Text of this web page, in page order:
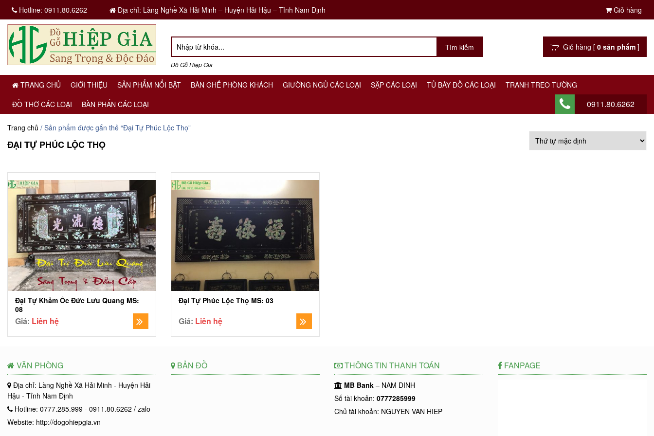
Hotline: 0911.80.6262 Địa chỉ: Làng Nghề Xã Hải Minh – Huyện Hải Hậu – Tỉnh Nam Định Giỏ hàng
Đồ Gỗ Hiệp Gia
Giỏ hàng [ 0 sản phẩm ]
TRANG CHỦ GIỚI THIỆU SẢN PHẨM NỔI BẬT BÀN GHẾ PHÒNG KHÁCH GIƯỜNG NGỦ CÁC LOẠI SẬP CÁC LOẠI TỦ BÀY ĐỒ CÁC LOẠI
TRANH TREO TƯỜNG
ĐỒ THỜ CÁC LOẠI
BÀN PHẤN CÁC LOẠI 0911.80.6262
Trang chủ / Sản phẩm được gắn thẻ “Đại Tự Phúc Lộc Thọ”
ĐẠI TỰ PHÚC LỘC THỌ
Đại Tự Khảm Ốc Đức Lưu Quang MS:
08
Giá: Liên hệ
Đại Tự Phúc Lộc Thọ MS: 03
Giá: Liên hệ
VĂN PHÒNG
Địa chỉ: Làng Nghề Xã Hải Minh - Huyện Hải
Hậu - Tỉnh Nam Định
Hotline: 0777.285.999 - 0911.80.6262 / zalo
Website: http://dogohiepgia.vn
BẢN ĐỒ THÔNG TIN THANH TOÁN
MB Bank – NAM DINH
Số tài khoản: 0777285999
Chủ tài khoản: NGUYEN VAN HIEP
FANPAGE